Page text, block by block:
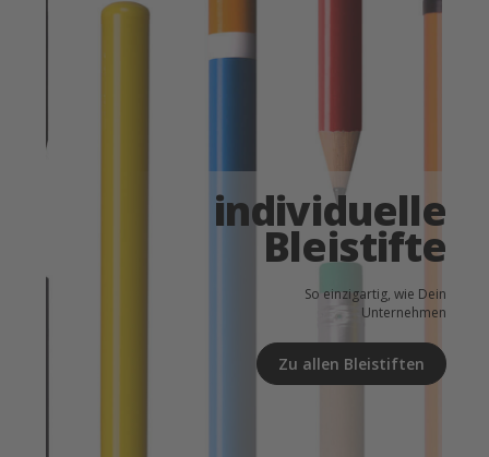
individuelle
Bleistifte
So einzigartig, wie Dein
Unternehmen
Zu allen Bleistiften